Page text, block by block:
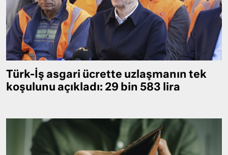
Türk-İş asgari ücrette uzlaşmanın tek
koşulunu açıkladı: 29 bin 583 lira